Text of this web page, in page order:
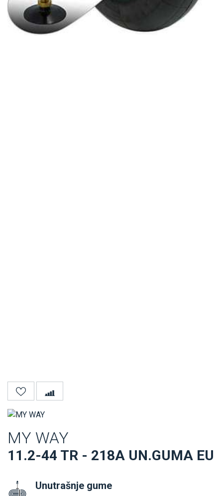
MY WAY
11.2-44 TR - 218A UN.GUMA EU
Unutrašnje gume